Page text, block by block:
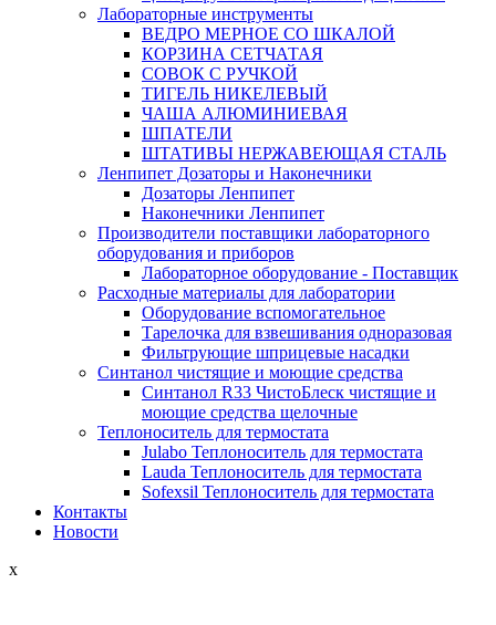
Лабораторные инструменты
ВЕДРО МЕРНОЕ СО ШКАЛОЙ
КОРЗИНА СЕТЧАТАЯ
СОВОК С РУЧКОЙ
ТИГЕЛЬ НИКЕЛЕВЫЙ
ЧАША АЛЮМИНИЕВАЯ
ШПАТЕЛИ
ШТАТИВЫ НЕРЖАВЕЮЩАЯ СТАЛЬ
Ленпипет Дозаторы и Наконечники
Дозаторы Ленпипет
Наконечники Ленпипет
Производители поставщики лабораторного
оборудования и приборов
Лабораторное оборудование - Поставщик
Расходные материалы для лаборатории
Оборудование вспомогательное
Тарелочка для взвешивания одноразовая
Фильтрующие шприцевые насадки
Синтанол чистящие и моющие средства
Синтанол R33 ЧистоБлеск чистящие и
моющие средства щелочные
Теплоноситель для термостата
Julabo Теплоноситель для термостата
Lauda Теплоноситель для термостата
Sofexsil Теплоноситель для термостата
Контакты
Новости
x